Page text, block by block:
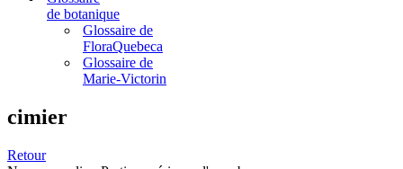
de botanique
Glossaire de
FloraQuebeca
Glossaire de
Marie-Victorin
cimier
Retour